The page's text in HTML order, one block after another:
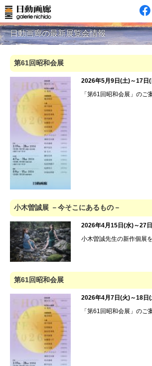
日動画廊の最新展覧会情報
第61回昭和会展
2026年5月9日(土)～17日
「第61回昭和会展」のご
小木曽誠展 －今そこにあるもの－
2026年4月15日(水)～27
小木曽誠先生の新作個展
第61回昭和会展
2026年4月7日(火)～18日
「第61回昭和会展」のご